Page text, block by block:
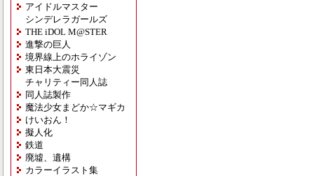
アイドルマスター
シンデレラガールズ
THE iDOL M@STER
進撃の巨人
境界線上のホライゾン
東日本大震災
チャリティー同人誌
同人誌製作
魔法少女まどか☆マギカ
けいおん！
擬人化
鉄道
廃墟、遺構
カラーイラスト集